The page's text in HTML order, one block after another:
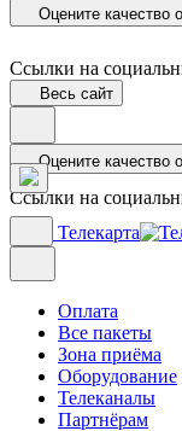
Оцените качество
Ссылки на
Весь сайт
Оцените качество
Ссылки на
Телекарта
Оплата
Все пакеты
Зона приёма
Оборудование
Телеканалы
Партнёрам